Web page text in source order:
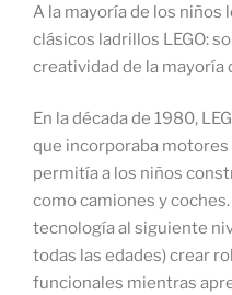
A la mayoría de los niños
clásicos ladrillos LEGO:
creatividad de la mayoría
En la década de 1980,
que incorporaba
permitía a los niños
como camiones y
tecnología al siguiente
todas las edades) crear
funcionales mientras